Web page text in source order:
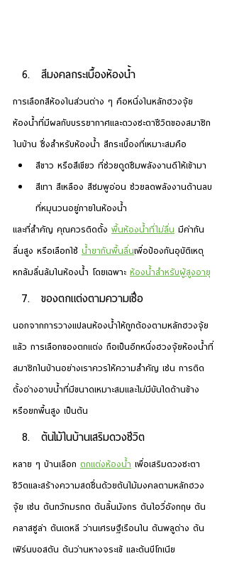
สีมงคลกระเบื้องห้องน้ำ
การเลือกสีห้องในส่วนต่าง ๆ คือหนึ่งในหลักฮวงจุ้ย
ห้องน้ำที่มีผลกับบรรยากาศและดวงชะตาชีวิตของสมาชิก
ในบ้าน ซึ่งสำหรับห้องน้ำ สีกระเบื้องที่เหมาะสมคือ
สีขาว หรือสีเขียว ที่ช่วยดูดซึมพลังงานดีให้เข้ามา
สีเทา สีเหลือง สีชมพูอ่อน ช่วยลดพลังงานด้านลบ
ที่หมุนวนอยู่ภายในห้องน้ำ
และที่สำคัญ คุณควรติดตั้ง พื้นห้องน้ำที่ไม่ลื่น มีค่ากัน
ลื่นสูง หรือเลือกใช้ น้ำยากันพื้นลื่นเพื่อป้องกันอุบัติเหตุ
หกล้มลื่นล้มในห้องน้ำ โดยเฉพาะ ห้องน้ำสำหรับผู้สูงอายุ
ของตกแต่งตามความเชื่อ
นอกจากการวางแปลนห้องน้ำให้ถูกต้องตามหลักฮวงจุ้ย
แล้ว การเลือกของตกแต่ง ถือเป็นอีกหนึ่งฮวงจุ้ยห้องน้ำที่
สมาชิกในบ้านอย่างเราควรให้ความสำคัญ เช่น การติด
ตั้งอ่างอาบน้ำที่มีขนาดเหมาะสมและไม่มีบันไดด้านข้าง
หรือยกพื้นสูง เป็นต้น
ต้นไม้ในบ้านเสริมดวงชีวิต
หลาย ๆ บ้านเลือก ตกแต่งห้องน้ำ เพื่อเสริมดวงชะตา
ชีวิตและสร้างความสดชื่นด้วยต้นไม้มงคลตามหลักฮวง
จุ้ย เช่น ต้นกวักมรกต ต้นลิ้นมังกร ต้นไอวี่อังกฤษ ต้น
คลาสซูล่า ต้นเดหลี ว่านเศรษฐีเรือนใน ต้นพลูด่าง ต้น
เฟิร์นบอสตัน ต้นว่านหางจระเข้ และต้นบีโกเนีย